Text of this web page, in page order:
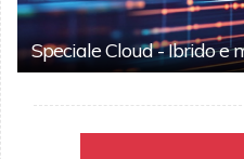
Speciale Cloud - Ibrido e